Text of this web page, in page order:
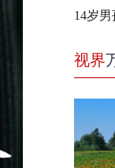
14岁
视界